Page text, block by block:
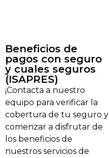
Beneficios de
pagos con seguro
y cuales seguros
(ISAPRES)
¡Contacta a nuestro
equipo para verificar la
cobertura de tu seguro y
comenzar a disfrutar de
los beneficios de
nuestros servicios de